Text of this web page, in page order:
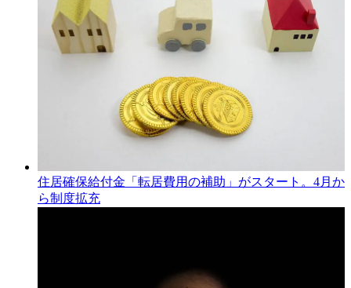
住居確保給付金「転居費用の補助」がスタート。4月か
ら制度拡充